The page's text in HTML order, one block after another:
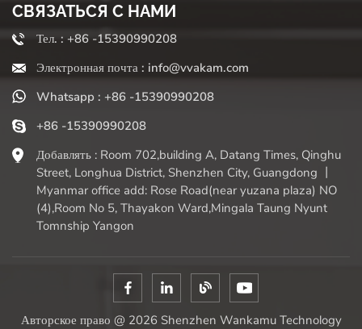
СВЯЗАТЬСЯ С НАМИ
Тел. : +86 -15390990208
Электронная почта : info@vvakam.com
Whatsapp : +86 -15390990208
+86 -15390990208
Добавлять : Room 702,building A, Datang Times, Qinghu
Street, Longhua District, Shenzhen City, Guangdong 丨
Myanmar office add: Rose Road(near yuzana plaza) NO
(4),Room No 5, Thayakon Ward,Mingala Taung Nyunt
Tomnship Yangon
Авторское право @ 2026 Shenzhen Wankamu Technology